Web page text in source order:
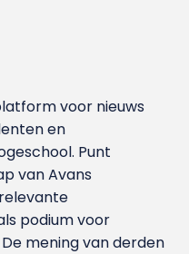
voor nieuws
en
Punt
van Avans
podium voor
mening van derden